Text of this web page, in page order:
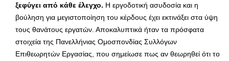
ξεφύγει από κάθε έλεγχο. Η εργοδοτική ασυδοσία και η
βούληση για μεγιστοποίηση του κέρδους έχει εκτινάξει στα ύψη
τους θανάτους εργατών. Αποκαλυπτικά ήταν τα πρόσφατα
στοιχεία της Πανελλήνιας Ομοσπονδίας Συλλόγων
Επιθεωρητών Εργασίας, που σημείωσε πως αν θεωρηθεί ότι το